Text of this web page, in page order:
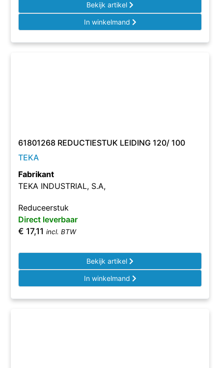
Bekijk artikel
In winkelmand
61801268 REDUCTIESTUK LEIDING 120/ 100
TEKA
Fabrikant
TEKA INDUSTRIAL, S.A,
Reduceerstuk
Direct leverbaar
€ 17,11 incl. BTW
Bekijk artikel
In winkelmand